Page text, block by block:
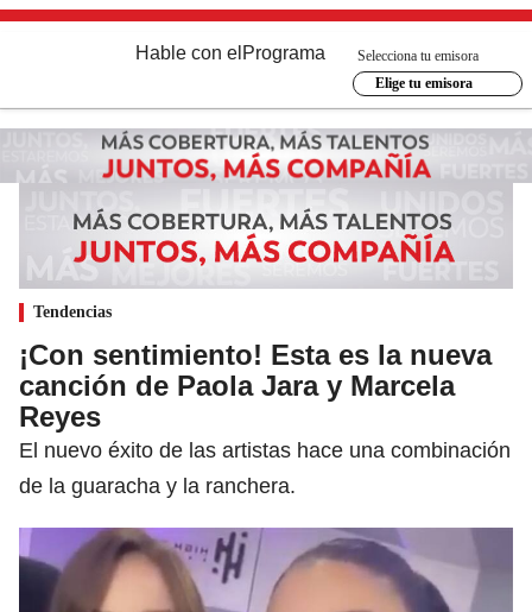
Hable con el Programa
Selecciona tu emisora
Elige tu emisora
Tendencias
¡Con sentimiento! Esta es la nueva
canción de Paola Jara y Marcela
Reyes
El nuevo éxito de las artistas hace una combinación
de la guaracha y la ranchera.